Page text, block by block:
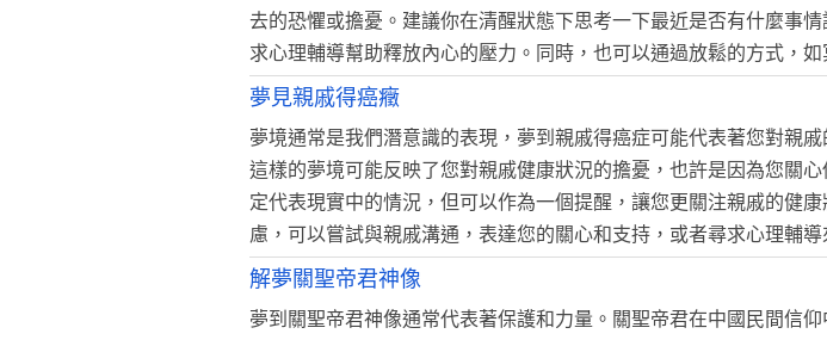
去的恐懼或擔憂。建議你在清醒狀態下思考一下最近是否有什麼事
求心理輔導幫助釋放內心的壓力。同時，也可以通過放鬆的方式，
夢見親戚得癌癥
夢境通常是我們潛意識的表現，夢到親戚得癌症可能代表著您對親
這樣的夢境可能反映了您對親戚健康狀況的擔憂，也許是因為您關
定代表現實中的情況，但可以作為一個提醒，讓您更關注親戚的健
慮，可以嘗試與親戚溝通，表達您的關心和支持，或者尋求心理輔導
解夢關聖帝君神像
夢到關聖帝君神像通常代表著保護和力量。關聖帝君在中國民間信